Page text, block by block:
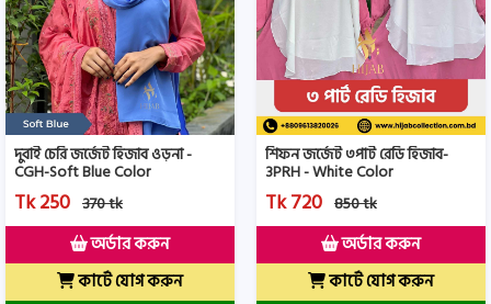
দুবাই চেরি জর্জেট হিজাব ওড়না -
CGH-Soft Blue Color
Tk 250 370 tk
অর্ডার করুন
কার্টে যোগ করুন
শিফন জর্জেট ৩পার্ট রেডি হিজাব-
3PRH - White Color
Tk 720 850 tk
অর্ডার করুন
কার্টে যোগ করুন